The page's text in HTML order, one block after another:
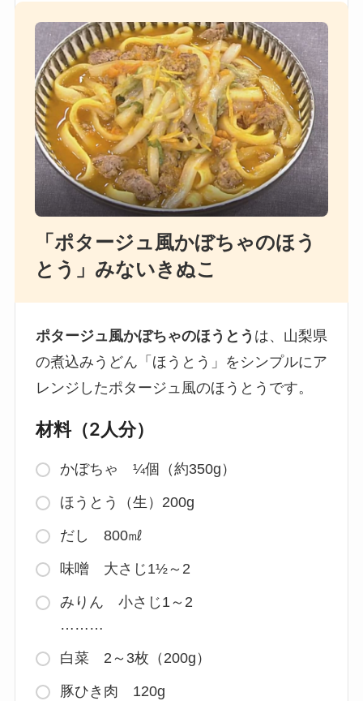
「ポタージュ風かぼちゃのほう
とう」みないきぬこ
ポタージュ風かぼちゃのほうとう は、山梨県
の煮込みうどん「ほうとう」をシンプルにア
レンジしたポタージュ風のほうとうです。
材料（2人分）
かぼちゃ ¼個（約350g）
ほうとう（生）200g
だし 800㎖
味噌 大さじ1½～2
みりん 小さじ1～2
………
白菜 2～3枚（200g）
豚ひき肉 120g